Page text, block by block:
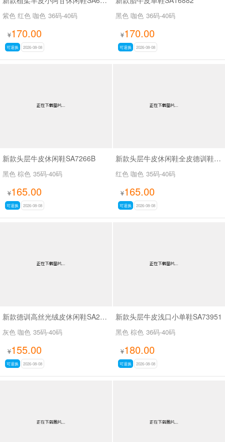
紫色 红色 咖色 36码-40码
¥170.00
可退换 2026-08-08
黑色 咖色 36码-40码
¥170.00
可退换 2026-08-08
新款头层牛皮休闲鞋SA7266B
黑色 棕色 35码-40码
¥165.00
可退换 2026-08-08
新款头层牛皮休闲鞋全皮德训鞋SA111
红色 咖色 35码-40码
¥165.00
可退换 2026-08-08
新款德训高丝光绒皮休闲鞋SA2H008
灰色 咖色 35码-40码
¥155.00
可退换 2026-08-08
新款头层牛皮浅口小单鞋SA73951
黑色 棕色 36码-40码
¥180.00
可退换 2026-08-08